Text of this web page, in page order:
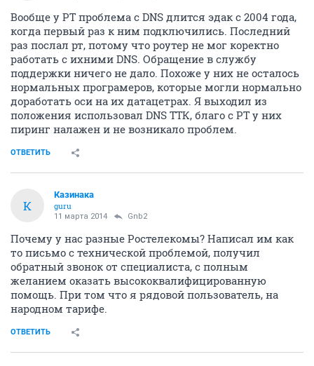
Вообще у РТ проблема с DNS длится эдак с 2004 года,
когда первый раз к ним подключились. Последний
раз послал рт, потому что роутер не мог коректно
работать с ихними DNS. Обращение в службу
поддержки ничего не дало. Похоже у них не осталось
нормальных програмеров, которые могли нормально
доработать оси на их датацетрах. Я выходил из
положения использовал DNS ТТК, благо с РТ у них
пиринг налажен и не возникало проблем.
ОТВЕТИТЬ
К
Казинака
guru
11 марта 2014 Gnb2
Почему у нас разные Ростелекомы? Написал им как
то письмо с технической проблемой, получил
обратный звонок от специалиста, с полным
желанием оказать высококвалифицированную
помощь. При том что я рядовой пользователь, на
народном тарифе.
ОТВЕТИТЬ